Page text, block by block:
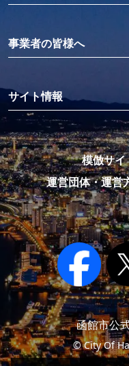
事業者の皆様へ
サイト情報
模倣サイ
運営団体・運営
函館市公
© City Of